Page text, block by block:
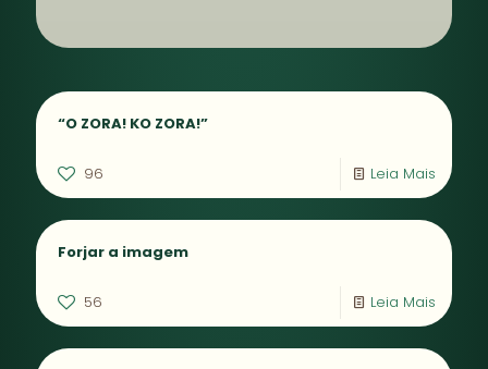
“O ZORA! KO ZORA!”
96 Leia Mais
Forjar a imagem
56 Leia Mais